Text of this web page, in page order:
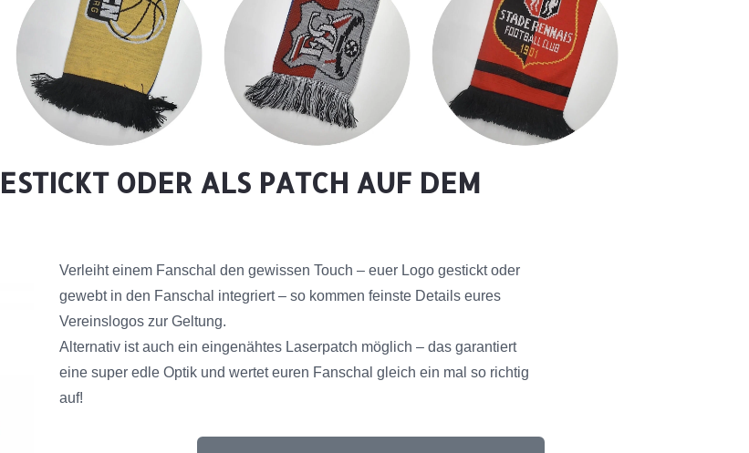
ODER ALS PATCH AUF DEM
Verleiht einem Fanschal den gewissen Touch – euer Logo gestickt oder
gewebt in den Fanschal integriert – so kommen feinste Details eures
Vereinslogos zur Geltung.
Alternativ ist auch ein eingenähtes Laserpatch möglich – das garantiert
eine super edle Optik und wertet euren Fanschal gleich ein mal so richtig
auf!